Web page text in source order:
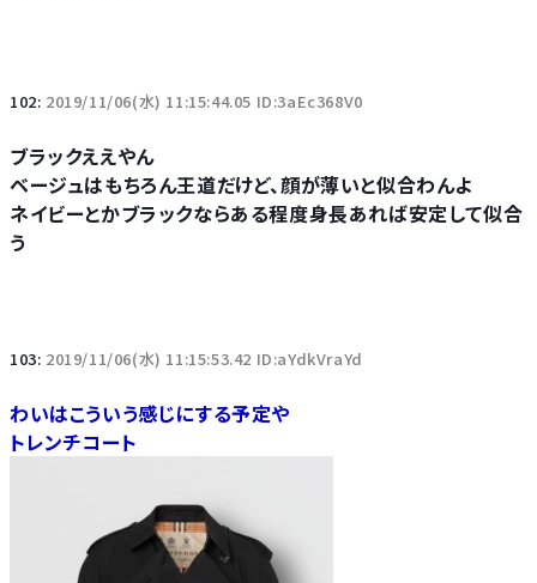
102: 2019/11/06(水) 11:15:44.05 ID:3aEc368V0
ブラックええやん
ベージュはもちろん王道だけど、顔が薄いと似合わんよ
ネイビーとかブラックならある程度身長あれば安定して似合
う
103: 2019/11/06(水) 11:15:53.42 ID:aYdkVraYd
わいはこういう感じにする予定や
トレンチコート